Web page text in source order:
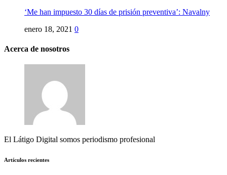
‘Me han impuesto 30 días de prisión preventiva’: Navalny
enero 18, 2021 0
Acerca de nosotros
El Látigo Digital somos periodismo profesional
Artículos recientes